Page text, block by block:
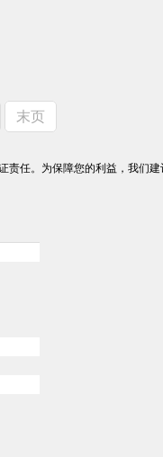
末页
任。为保障您的利益，我们